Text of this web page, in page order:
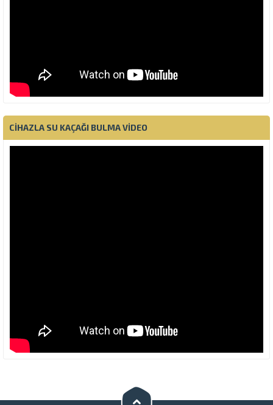
CIHAZLA SU KAÇAĞI BULMA VIDEO